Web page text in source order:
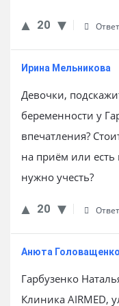
20
Ирина Мельникова
Девочки,
беременности у
впечатления?
на приём или
нужно учесть?
20
Анюта Головащенко
Гарбузенко
Клиника AIRMED,